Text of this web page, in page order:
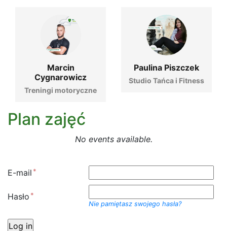
Marcin
Cygnarowicz
Treningi motoryczne
Paulina Piszczek
Studio Tańca i Fitness
Plan zajęć
No events available.
E-mail
Hasło
Nie pamiętasz swojego hasła?